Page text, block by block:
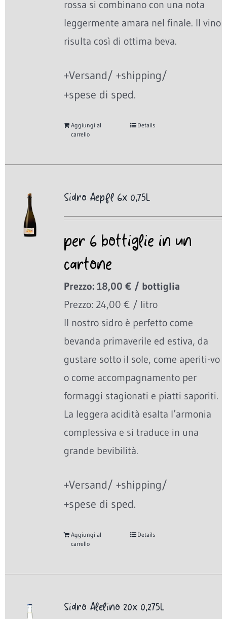
rossa si combinano con una nota
leggermente amara nel finale. Il vino
risulta così di ottima beva.
+Versand/ +shipping/
+spese di sped.
Aggiungi al
carrello
Details
Sidro Aepfl 6x 0,75L
per 6 bottiglie in un
cartone
Prezzo: 18,00 € / bottiglia
Prezzo: 24,00 € / litro
Il nostro sidro è perfetto come
bevanda primaverile ed estiva, da
gustare sotto il sole, come aperiti-vo
o come accompagnamento per
formaggi stagionati e piatti saporiti.
La leggera acidità esalta l’armonia
complessiva e si traduce in una
grande bevibilità.
+Versand/ +shipping/
+spese di sped.
Aggiungi al
carrello
Details
Sidro Alelino 20x 0,275L